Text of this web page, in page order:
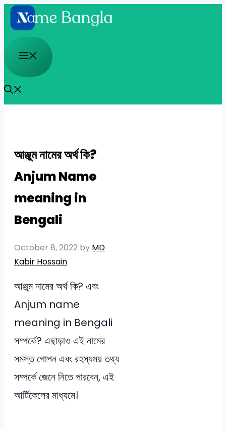
Skip
to
content
Menu
আঞ্জুম নামের অর্থ কি?
Anjum Name
meaning in
Bengali
October 8, 2022 by MD
Kabir Hossain
আঞ্জুম নামের অর্থ কি? এবং
Anjum name
meaning in Bengali
সম্পর্কে? এছাড়াও এই নামের
সমস্ত গোপন এবং রহস্যময় তথ্য
সম্পর্কে জেনে নিতে পারবেন, এই
আর্টিকেলের মাধ্যমে।